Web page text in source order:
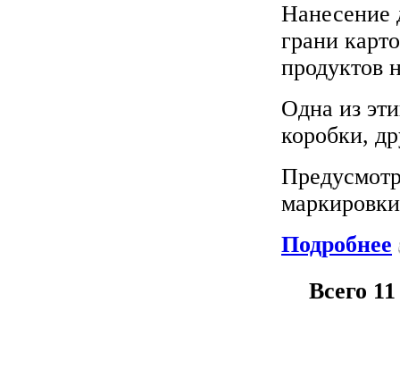
Нанесение
грани
продуктов
Одна из
коробки,
Подробнее
Всего